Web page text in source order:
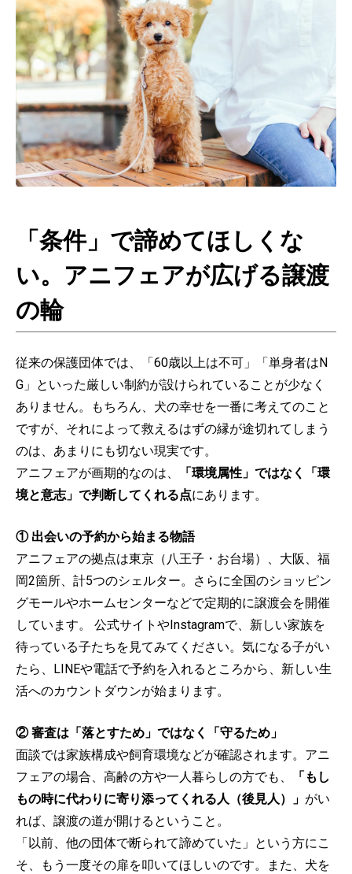
「条件」で諦めてほしくな
い。アニフェアが広げる譲渡
の輪
従来の保護団体では、「60歳以上は不可」「単身者はN
G」といった厳しい制約が設けられていることが少なく
ありません。もちろん、犬の幸せを一番に考えてのこと
ですが、それによって救えるはずの縁が途切れてしまう
のは、あまりにも切ない現実です。
アニフェアが画期的なのは、
「環境属性」ではなく「環
境と意志」で判断してくれる点にあります。
① 出会いの予約から始まる物語
アニフェアの拠点は東京（八王子・お台場）、大阪、福
岡2箇所、計5つのシェルター。さらに全国のショッピン
グモールやホームセンターなどで定期的に譲渡会を開催
しています。 公式サイトやInstagramで、新しい家族を
待っている子たちを見てみてください。気になる子がい
たら、LINEや電話で予約を入れるところから、新しい生
活へのカウントダウンが始まります。
② 審査は「落とすため」ではなく「守るため」
面談では家族構成や飼育環境などが確認されます。アニ
フェアの場合、高齢の方や一人暮らしの方でも、
「もし
もの時に代わりに寄り添ってくれる人（後見人）」 がい
れば、譲渡の道が開けるということ。
「以前、他の団体で断られて諦めていた」という方にこ
そ、もう一度その扉を叩いてほしいのです。また、犬を